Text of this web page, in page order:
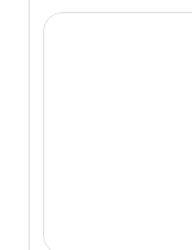
พลาดไปหากไม่มีทัว
ประสบการณ์แบบส
ป่าอย่างมีจริยธรรม